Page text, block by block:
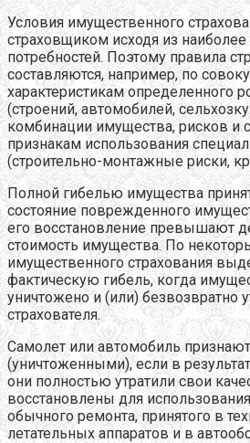
Условия имущественного
страховщиком исходя из
потребностей. Поэтому правила
составляются, например, по
характеристикам определенного
(строений, автомобилей,
комбинации имущества, рисков и
признакам использования
(строительно-монтажные риски,
Полной гибелью имущества
состояние поврежденного
его восстановление превышают
стоимость имущества. По
имущественного страхования
фактическую гибель, когда
уничтожено и (или) безвозвратно
страхователя.
Самолет или автомобиль
(уничтоженными), если в
они полностью утратили свои
восстановлены для
обычного ремонта, принятого в
летательных аппаратов и в